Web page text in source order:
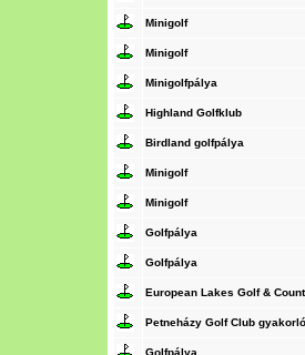
Minigolf
Minigolf
Minigolfpálya
Highland Golfklub
Birdland golfpálya
Minigolf
Minigolf
Golfpálya
Golfpálya
European Lakes Golf &
Petneházy Golf Club
Golfpálya